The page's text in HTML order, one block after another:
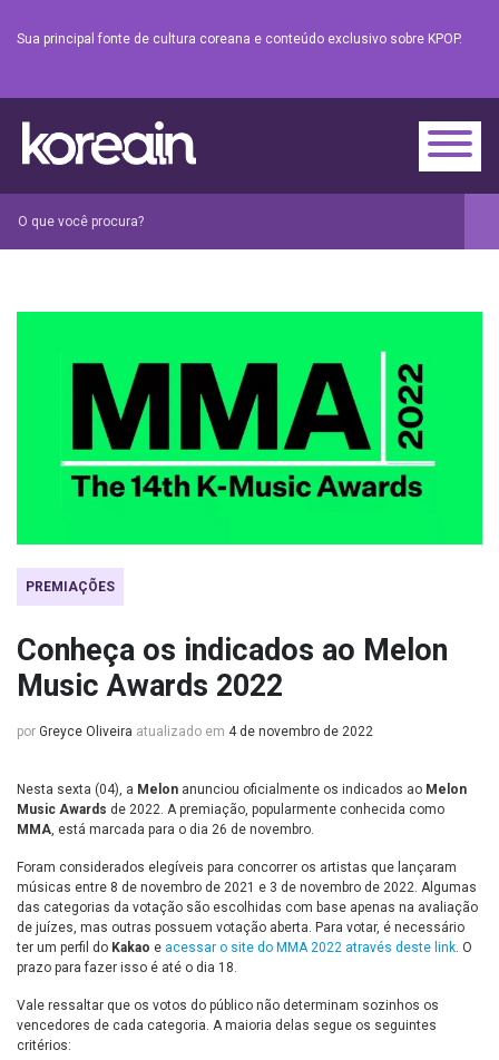
Sua principal fonte de cultura coreana e conteúdo exclusivo sobre KPOP.
PREMIAÇÕES
Conheça os indicados ao Melon
Music Awards 2022
por Greyce Oliveira atualizado em 4 de novembro de 2022
Nesta sexta (04), a Melon anunciou oficialmente os indicados ao Melon
Music Awards de 2022. A premiação, popularmente conhecida como
MMA, está marcada para o dia 26 de novembro.
Foram considerados elegíveis para concorrer os artistas que lançaram
músicas entre 8 de novembro de 2021 e 3 de novembro de 2022. Algumas
das categorias da votação são escolhidas com base apenas na avaliação
de juízes, mas outras possuem votação aberta. Para votar, é necessário
ter um perfil do Kakao e acessar o site do MMA 2022 através deste link. O
prazo para fazer isso é até o dia 18.
Vale ressaltar que os votos do público não determinam sozinhos os
vencedores de cada categoria. A maioria delas segue os seguintes
critérios: